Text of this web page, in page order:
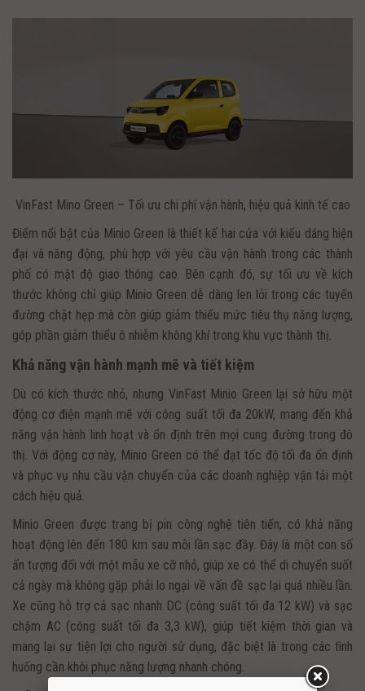
VinFast Mino Green – Tối ưu chi phí vận hành, hiệu quả kinh tế cao
Điểm nổi bật của Minio Green là thiết kế hai cửa với kiểu dáng hiện
đại và năng động, phù hợp với yêu cầu vận hành trong các thành
phố có mật độ giao thông cao. Bên cạnh đó, sự tối ưu về kích
thước không chỉ giúp Minio Green dễ dàng len lỏi trong các tuyến
đường chật hẹp mà còn giúp giảm thiểu mức tiêu thụ năng lượng,
góp phần giảm thiểu ô nhiễm không khí trong khu vực thành thị.
Khả năng vận hành mạnh mẽ và tiết kiệm
Dù có kích thước nhỏ, nhưng VinFast Minio Green lại sở hữu một
động cơ điện mạnh mẽ với công suất tối đa 20kW, mang đến khả
năng vận hành linh hoạt và ổn định trên mọi cung đường trong đô
thị. Với động cơ này, Minio Green có thể đạt tốc độ tối đa ổn định
và phục vụ nhu cầu vận chuyển của các doanh nghiệp vận tải một
cách hiệu quả.
Minio Green được trang bị pin công nghệ tiên tiến, có khả năng
hoạt động lên đến 180 km sau mỗi lần sạc đầy. Đây là một con số
ấn tượng đối với một mẫu xe cỡ nhỏ, giúp xe có thể di chuyển suốt
cả ngày mà không gặp phải lo ngại về vấn đề sạc lại quá nhiều lần.
Xe cũng hỗ trợ cả sạc nhanh DC (công suất tối đa 12 kW) và sạc
chậm AC (công suất tối đa 3,3 kW), giúp tiết kiệm thời gian và
mang lại sự tiện lợi cho người sử dụng, đặc biệt là trong các tình
huống cần khôi phục năng lượng nhanh chóng.